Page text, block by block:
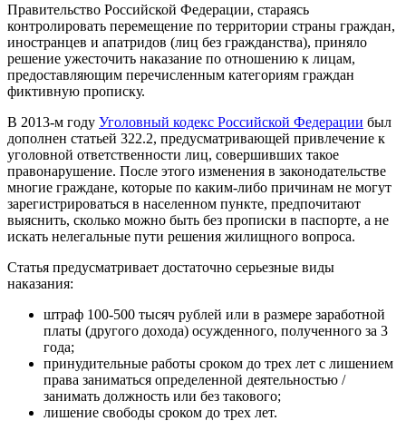
Правительство Российской Федерации, стараясь
контролировать перемещение по территории страны граждан,
иностранцев и апатридов (лиц без гражданства), приняло
решение ужесточить наказание по отношению к лицам,
предоставляющим перечисленным категориям граждан
фиктивную прописку.
В 2013-м году Уголовный кодекс Российской Федерации был
дополнен статьей 322.2, предусматривающей привлечение к
уголовной ответственности лиц, совершивших такое
правонарушение. После этого изменения в законодательстве
многие граждане, которые по каким-либо причинам не могут
зарегистрироваться в населенном пункте, предпочитают
выяснить, сколько можно быть без прописки в паспорте, а не
искать нелегальные пути решения жилищного вопроса.
Статья предусматривает достаточно серьезные виды
наказания:
штраф 100-500 тысяч рублей или в размере заработной
платы (другого дохода) осужденного, полученного за 3
года;
принудительные работы сроком до трех лет с лишением
права заниматься определенной деятельностью /
занимать должность или без такового;
лишение свободы сроком до трех лет.